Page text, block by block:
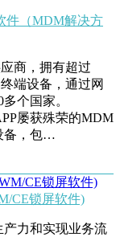
件（MDM解决方
，拥有超过
端设备，通过网
国家。
屡获殊荣的MDM
，包…
CE锁屏软件)
产力和实现业务流